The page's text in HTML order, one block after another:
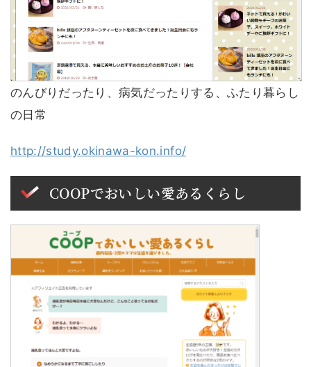
のんびりだったり、病気だったりする、ふたり暮らし
の日常
http://study.okinawa-kon.info/
COOPでおいしい愛あるくらし